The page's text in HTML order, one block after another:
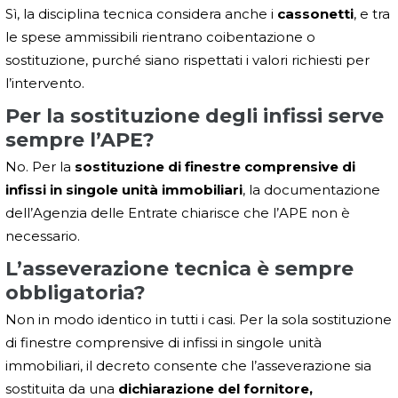
Sì, la disciplina tecnica considera anche i cassonetti, e tra
le spese ammissibili rientrano coibentazione o
sostituzione, purché siano rispettati i valori richiesti per
l’intervento.
Per la sostituzione degli infissi serve
sempre l’APE?
No. Per la sostituzione di finestre comprensive di
infissi in singole unità immobiliari, la documentazione
dell’Agenzia delle Entrate chiarisce che l’APE non è
necessario.
L’asseverazione tecnica è sempre
obbligatoria?
Non in modo identico in tutti i casi. Per la sola sostituzione
di finestre comprensive di infissi in singole unità
immobiliari, il decreto consente che l’asseverazione sia
sostituita da una dichiarazione del fornitore,